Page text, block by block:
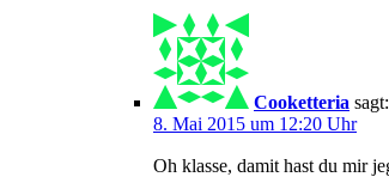
Cooketteria sagt:
8. Mai 2015 um 12:20 Uhr
Oh klasse, damit hast du mir